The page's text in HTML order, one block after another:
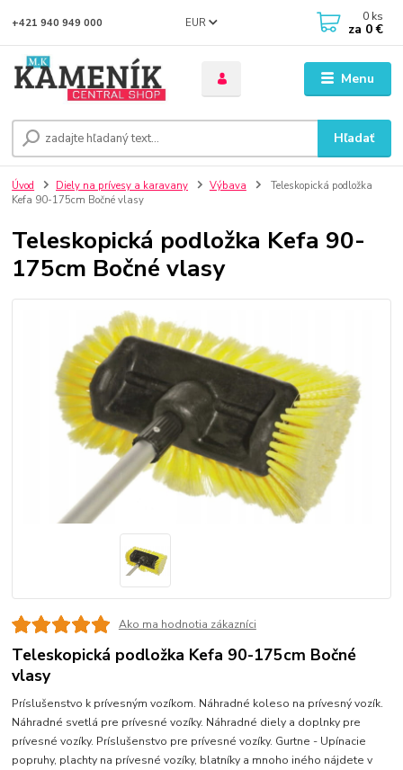
Menu
EUR
Hľadať
+421 940 949 000 0 ks
za 0 €
Úvod Diely na prívesy a karavany Výbava
Teleskopická podložka
Kefa 90-175cm Bočné vlasy
Teleskopická podložka Kefa 90-
175cm Bočné vlasy
Ako ma hodnotia zákazníci
Teleskopická podložka Kefa 90-175cm Bočné
vlasy
Príslušenstvo k prívesným vozíkom. Náhradné koleso na prívesný vozík.
Náhradné svetlá pre prívesné vozíky. Náhradné diely a doplnky pre
prívesné vozíky. Príslušenstvo pre prívesné vozíky. Gurtne - Upínacie
popruhy, plachty na prívesné vozíky, blatníky a mnoho iného nájdete v